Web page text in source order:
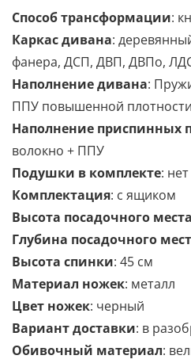
Способ трансформации:
Каркас дивана:
фанера, ДСП, ДВП, ДВПо,
Наполнение дивана:
ППУ повышенной плотности
Наполнение приспинных
волокно + ППУ
Подушки в комплекте: нет
Комплектация: с ящиком
Высота посадочного места
Глубина посадочного
Высота спинки: 45 см
Материал ножек: металл
Цвет ножек: черный
Вариант доставки: в
Обивочный материал: